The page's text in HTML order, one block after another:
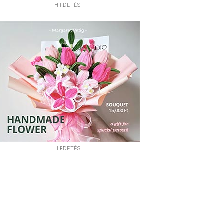
HIRDETÉS
HIRDETÉS